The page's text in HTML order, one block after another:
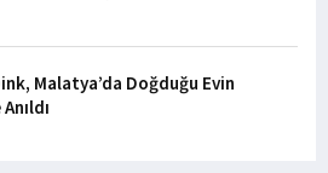
Malatya’da Doğduğu Evin